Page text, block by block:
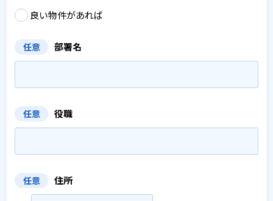
良い物件があれば
任意 部署名
任意 役職
任意 住所